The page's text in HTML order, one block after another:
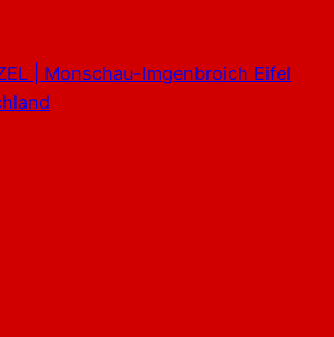
| Monschau-Imgenbroich Eifel